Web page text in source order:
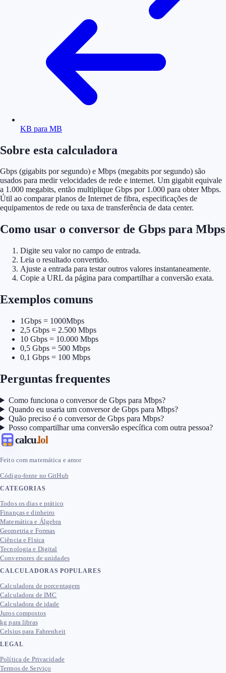
KB para MB
Sobre esta calculadora
Gbps (gigabits por segundo) e Mbps (megabits por segundo) são
usados para medir velocidades de rede e internet. Um gigabit equivale
a 1.000 megabits, então multiplique Gbps por 1.000 para obter Mbps.
Útil ao comparar planos de Internet de fibra, especificações de
equipamentos de rede ou taxa de transferência de data center.
Como usar o conversor de Gbps para Mbps
Digite seu valor no campo de entrada.
Leia o resultado convertido.
Ajuste a entrada para testar outros valores instantaneamente.
Copie a URL da página para compartilhar a conversão exata.
Exemplos comuns
1Gbps = 1000Mbps
2,5 Gbps = 2.500 Mbps
10 Gbps = 10.000 Mbps
0,5 Gbps = 500 Mbps
0,1 Gbps = 100 Mbps
Perguntas frequentes
Como funciona o conversor de Gbps para Mbps?
Quando eu usaria um conversor de Gbps para Mbps?
Quão preciso é o conversor de Gbps para Mbps?
Posso compartilhar uma conversão específica com outra pessoa?
calcu.lol
Feito com matemática e amor
Código-fonte no GitHub
CATEGORIAS
Todos os dias e prático
Finanças e dinheiro
Matemática e Álgebra
Geometria e Formas
Ciência e Física
Tecnologia e Digital
Conversores de unidades
CALCULADORAS POPULARES
Calculadora de porcentagem
Calculadora de IMC
Calculadora de idade
Juros compostos
kg para libras
Celsius para Fahrenheit
LEGAL
Política de Privacidade
Termos de Serviço